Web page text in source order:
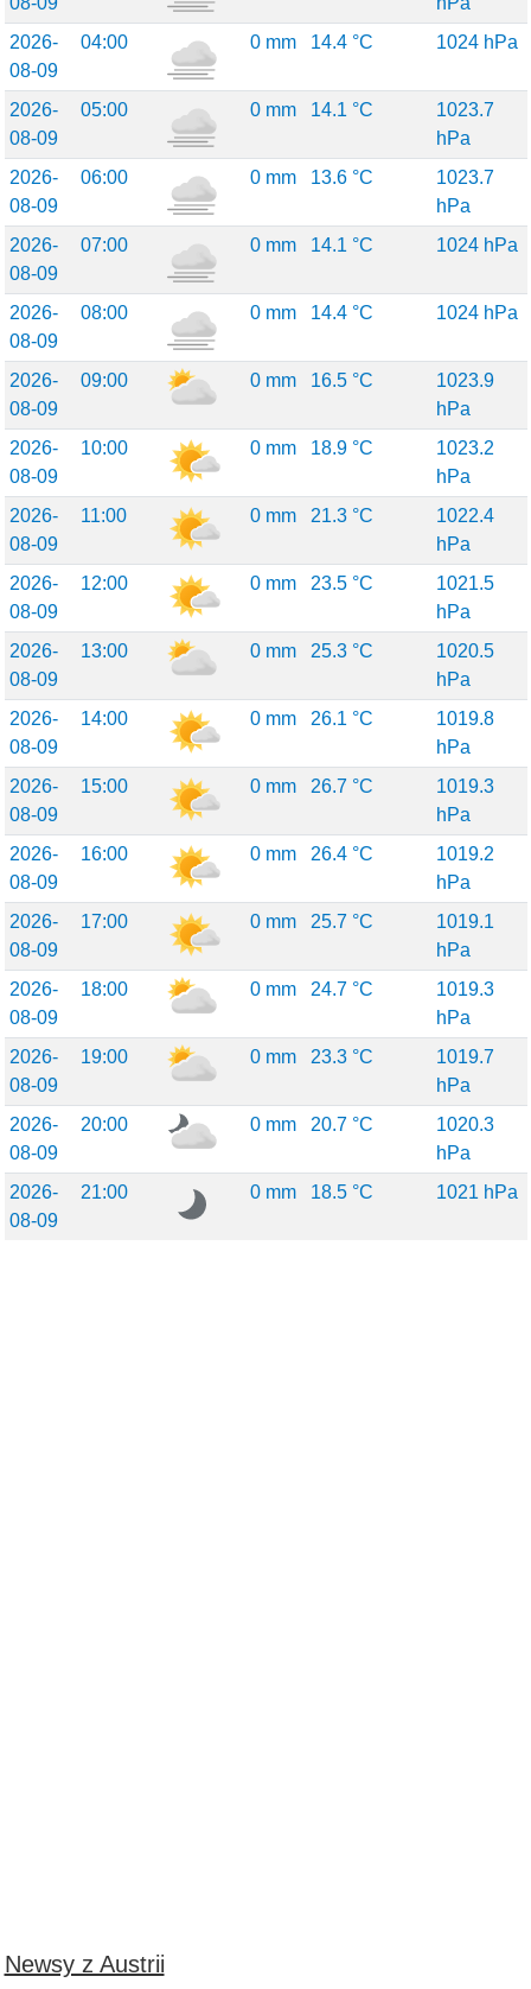
2026-
08-09
04:00 0 mm 14.4 °C 1024 hPa
2026-
08-09
05:00 0 mm 14.1 °C
1023.7
hPa
2026-
08-09
06:00 0 mm 13.6 °C
1023.7
hPa
2026-
08-09
07:00 0 mm 14.1 °C 1024 hPa
2026-
08-09
08:00 0 mm 14.4 °C 1024 hPa
2026-
08-09
09:00 0 mm 16.5 °C
1023.9
hPa
2026-
08-09
10:00 0 mm 18.9 °C
1023.2
hPa
2026-
08-09
11:00 0 mm 21.3 °C
1022.4
hPa
2026-
08-09
12:00 0 mm 23.5 °C
1021.5
hPa
2026-
08-09
13:00 0 mm 25.3 °C
1020.5
hPa
2026-
08-09
14:00 0 mm 26.1 °C
1019.8
hPa
2026-
08-09
15:00 0 mm 26.7 °C
1019.3
hPa
2026-
08-09
16:00 0 mm 26.4 °C
1019.2
hPa
2026-
08-09
17:00 0 mm 25.7 °C
1019.1
hPa
2026-
08-09
18:00 0 mm 24.7 °C
1019.3
hPa
2026-
08-09
19:00 0 mm 23.3 °C
1019.7
hPa
2026-
08-09
20:00 0 mm 20.7 °C
1020.3
hPa
2026-
08-09
21:00 0 mm 18.5 °C 1021 hPa
Newsy z Austrii